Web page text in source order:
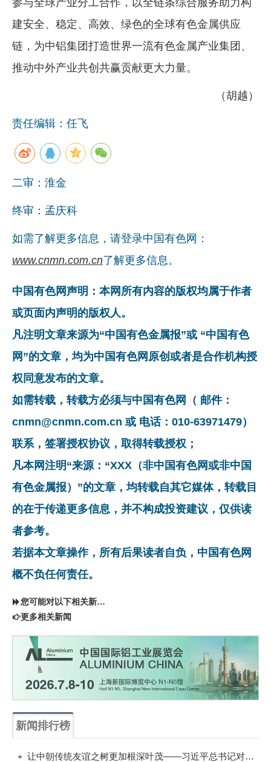
参与全球产业分工合作，以全链条综合服务助力构
建安全、稳定、高效、绿色的全球有色金属供应
链，为中铝集团打造世界一流有色金属产业集团、
推动中外产业共创共赢贡献更大力量。
（胡越）
责任编辑：任飞
二审：淮金
终审：孟庆科
如需了解更多信息，请登录中国有色网：
www.cnmn.com.cn了解更多信息。
中国有色网声明：本网所有内容的版权均属于作者
或页面内声明的版权人。
凡注明文章来源为“中国有色金属报”或 “中国有色
网”的文章，均为中国有色网原创或者是合作机构授
权同意发布的文章。
如需转载，转载方必须与中国有色网（ 邮件：
cnmn@cnmn.com.cn 或 电话：010-63971479）
联系，签署授权协议，取得转载授权；
凡本网注明“来源：“XXX（非中国有色网或非中国
有色金属报）”的文章，均转载自其它媒体，转载目
的在于传递更多信息，并不构成投资建议，仅供读
者参考。
若据本文章操作，所有后果读者自负，中国有色网
概不负任何责任。
您可能对以下相关新闻同样感兴趣
更多相关新闻
新闻排行榜
让中朝传统友谊之树更加根深叶茂——习近平总书记对朝鲜进行国事访问纪实